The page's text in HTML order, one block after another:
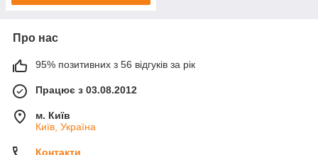
Про нас
95% позитивних з 56 відгуків за рік
Працює з 03.08.2012
м. Київ
Київ, Україна
Контакти